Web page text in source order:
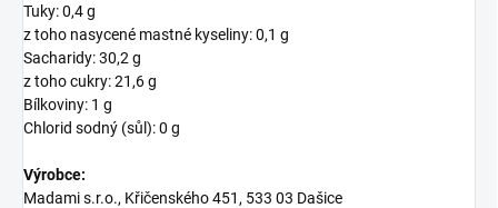
Tuky: 0,4 g
z toho nasycené mastné kyseliny: 0,1 g
Sacharidy: 30,2 g
z toho cukry: 21,6 g
Bílkoviny: 1 g
Chlorid sodný (sůl): 0 g
Výrobce:
Madami s.r.o., Křičenského 451, 533 03 Dašice